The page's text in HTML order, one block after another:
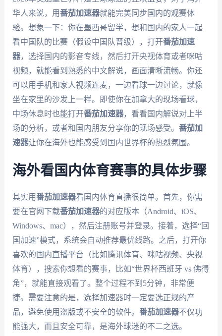
华人来说，用番茄加速器就能完美同步国内的观赛体
验。想象一下：你在墨西哥留学，想和国内的家人一起
看中国队的比赛（假设中国队晋级），打开番茄加速
器，选择国内的影音专线，然后打开央视体育或者咪咕
视频，就能看到熟悉的中文解说，画面清晰流畅。你还
可以用手机和家人视频连麦，一边看球一边讨论，就像
坐在家里的沙发上一样。即使你在加拿大的现场看球，
中场休息时也能打开番茄加速器，看看国内解说对上半
场的分析，或者和国内朋友分享你的现场感受。 番茄加
速器让你在海外也能感受到国内世界杯的热烈氛围。
海外看国内体育赛事的具体步骤
其实用番茄加速器看国内体育直播很简单。首先，你需
要在官网下载番茄加速器的对应版本（Android、iOS、
Windows、mac），然后注册账号并登录。接着，选择“回
国加速”模式，系统会自动推荐最优线路。之后，打开你
喜欢的国内直播平台（比如腾讯体育、咪咕视频、央视
体育），搜索你想看的赛事，比如“世界杯西班牙 vs 佛得
角”，就能直接观看了。整个过程不到5分钟，非常便
捷。需要注意的是，选择加速器时一定要选正规的产
品，避免使用盗版或不安全的软件。 番茄加速器不仅功
能强大，而且安全可靠，是海外球迷的不二之选。